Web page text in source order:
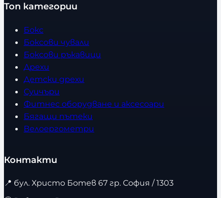
Топ категории
Бокс
Боксови чували
Боксови ръкавици
Дрехи
Детски дрехи
Суичъри
Фитнес оборудване и аксесоари
Бягащи пътеки
Велоергометри
Контакти
📍 бул. Христо Ботев 67 гр. София / 1303